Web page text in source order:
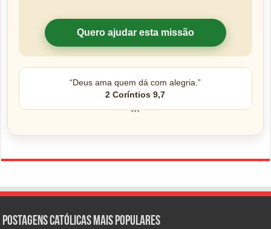
Quero ajudar esta missão
“Deus ama quem dá com alegria.”
2 Coríntios 9,7
```
Postagens católicas mais Populares